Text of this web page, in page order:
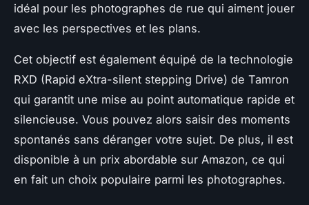
idéal pour les photographes de rue qui aiment jouer
avec les perspectives et les plans.
Cet objectif est également équipé de la technologie
RXD (Rapid eXtra-silent stepping Drive) de Tamron
qui garantit une mise au point automatique rapide et
silencieuse. Vous pouvez alors saisir des moments
spontanés sans déranger votre sujet. De plus, il est
disponible à un prix abordable sur Amazon, ce qui
en fait un choix populaire parmi les photographes.